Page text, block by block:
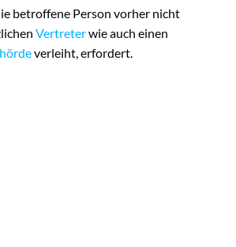
betroffene Person vorher nicht
Vertreterwie auch einen
verleiht, erfordert.